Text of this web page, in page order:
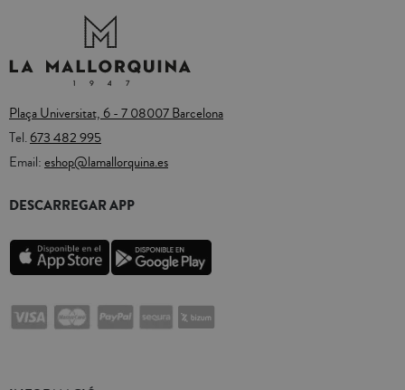
Plaça Universitat, 6 - 7 08007 Barcelona
Tel.673 482 995
Email:eshop@lamallorquina.es
DESCARREGAR APP